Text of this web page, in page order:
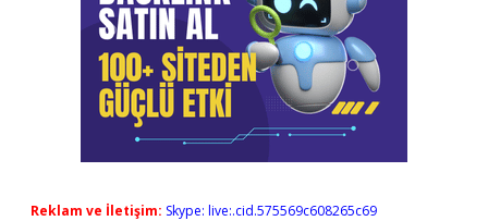
Reklam ve İletişim: Skype: live:.cid.575569c608265c69